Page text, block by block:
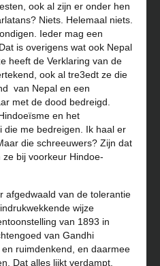
ook al zijn er onder hen
Niets. Helemaal niets.
Ieder mag een
is overigens wat ook Nepal
heeft de Verklaring van de
ook al tre3edt ze die
van Nepal en een
met de dood bedreigd.
en het
die me bedreigen. Ik haal er
die schreeuwers? Zijn dat
bij voorkeur Hindoe-
afgedwaald van de tolerantie
wijze
van 1893 in
van Gandhi
ruimdenkend, en daarmee
Dat alles lijkt verdampt.